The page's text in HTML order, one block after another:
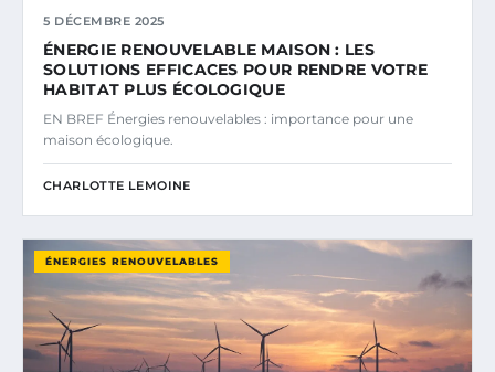
5 DÉCEMBRE 2025
ÉNERGIE RENOUVELABLE MAISON : LES
SOLUTIONS EFFICACES POUR RENDRE VOTRE
HABITAT PLUS ÉCOLOGIQUE
EN BREF Énergies renouvelables : importance pour une
maison écologique.
CHARLOTTE LEMOINE
ÉNERGIES RENOUVELABLES